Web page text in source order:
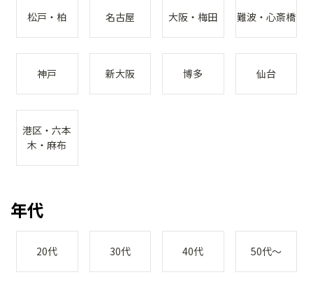
松戸・柏 名古屋 大阪・梅田 難波・心斎橋
神戸 新大阪 博多 仙台
港区・六本
木・麻布
年代
20代 30代 40代 50代～